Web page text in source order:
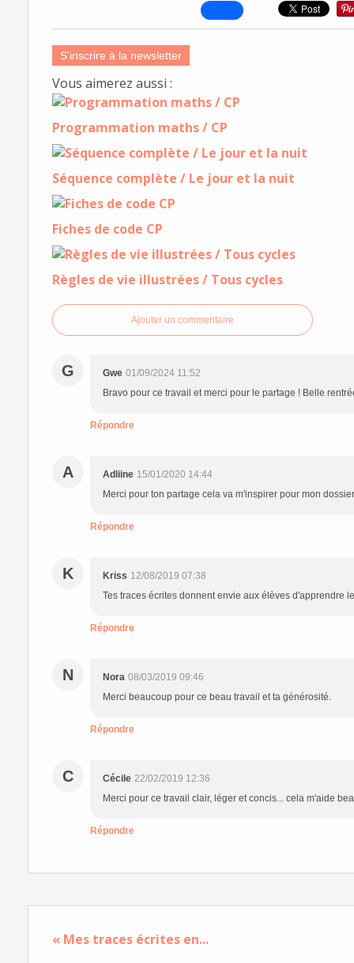
S'inscrire à la newsletter
Vous aimerez aussi :
Programmation maths / CP
Séquence complète / Le jour et la nuit
Fiches de code CP
Règles de vie illustrées / Tous cycles
Ajouter un commentaire
G Gwe 01/09/2024 11:52
Bravo pour ce travail et merci pour le partage ! Belle
Répondre
A Adliine 15/01/2020 14:44
Merci pour ton partage cela va m'inspirer pour mon
Répondre
K Kriss 12/08/2019 07:38
Tes traces écrites donnent envie aux élèves d'apprendre
Répondre
N Nora 08/03/2019 09:46
Merci beaucoup pour ce beau travail et ta générosité.
Répondre
C Cécile 22/02/2019 12:36
Merci pour ce travail clair, léger et concis... cela m'aide
Répondre
« Mes traces écrites en...